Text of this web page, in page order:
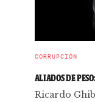
CORRUPCIÓN
ALIADOS DE
Ricardo